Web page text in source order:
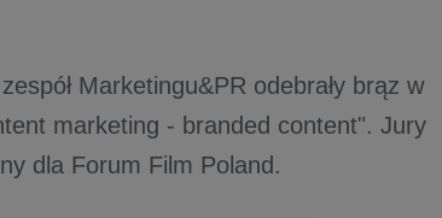
Marketingu&PR odebrały brąz w
marketing - branded content". Jury
dla Forum Film Poland.